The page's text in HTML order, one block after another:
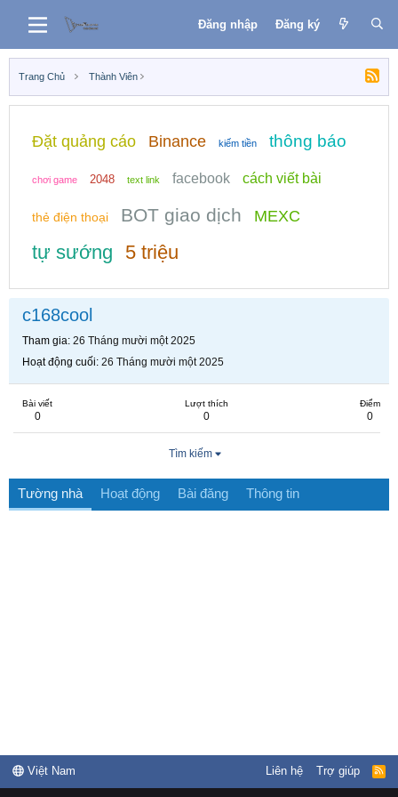
Đăng nhập Đăng ký
Trang Chủ Thành Viên
Đặt quảng cáo Binance kiếm tiền thông báo
chơi game 2048 text link facebook cách viết bài
thẻ điện thoại BOT giao dịch MEXC
tự sướng 5 triệu
c168cool
Tham gia 26 Tháng mười một 2025
Hoạt động cuối 26 Tháng mười một 2025
Bài viết
0
Lượt thích
0
Điểm
0
Tìm kiếm
Tường nhà Hoạt động Bài đăng Thông tin
Việt Nam Liên hệ Trợ giúp
R